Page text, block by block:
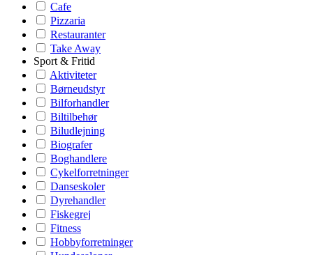
Cafe
Pizzaria
Restauranter
Take Away
Sport & Fritid
Aktiviteter
Børneudstyr
Bilforhandler
Biltilbehør
Biludlejning
Biografer
Boghandlere
Cykelforretninger
Danseskoler
Dyrehandler
Fiskegrej
Fitness
Hobbyforretninger